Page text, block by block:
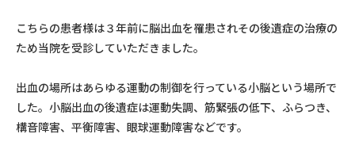
こちらの患者様は３年前に脳出血を罹患されその後遺症の治療の
ため当院を受診していただきました。
出血の場所はあらゆる運動の制御を行っている小脳という場所で
した。小脳出血の後遺症は運動失調、筋緊張の低下、ふらつき、
構音障害、平衡障害、眼球運動障害などです。